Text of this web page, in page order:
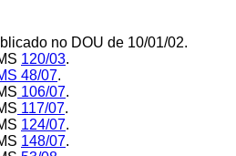
no DOU de 10/01/02.
120/03.
48/07.
106/07.
117/07.
124/07.
148/07.